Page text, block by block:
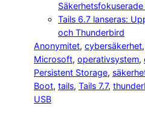
Tails 6.7 lanseras:
och Thunderbird
Anonymitet, cybersäkerhet,
Microsoft, operativsystem,
Persistent Storage,
Boot, tails, Tails 7.7,
USB